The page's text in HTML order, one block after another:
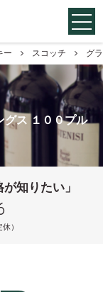
ー スコッチ グ
グス １００プル
が知りたい」
）